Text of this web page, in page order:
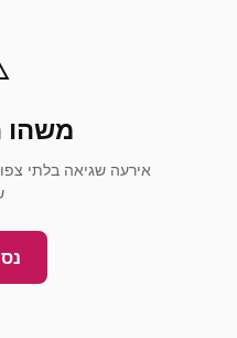
אירעה שגיאה בלתי